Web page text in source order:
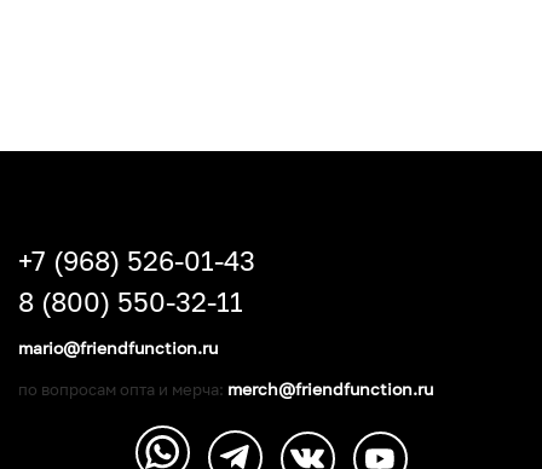
+7 (968) 526-01-43
8 (800) 550-32-11
mario@friendfunction.ru
по вопросам опта и мерча: merch@friendfunction.ru